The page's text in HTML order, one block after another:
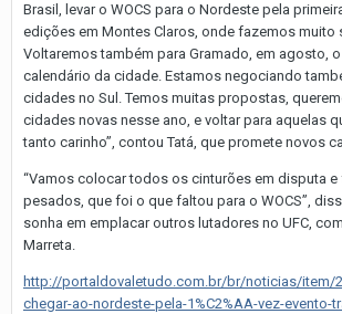
Brasil, levar o WOCS para o Nordeste pela
edições em Montes Claros, onde fazemos muito
Voltaremos também para Gramado, em agosto, o
calendário da cidade. Estamos negociando
cidades no Sul. Temos muitas propostas,
cidades novas nesse ano, e voltar para aquelas
tanto carinho”, contou Tatá, que promete novos
“Vamos colocar todos os cinturões em disputa e
pesados, que foi o que faltou para o WOCS”,
sonha em emplacar outros lutadores no UFC,
Marreta.
http://portaldovaletudo.com.br/br/noticias/item/
chegar-ao-nordeste-pela-1%C2%AA-vez-evento-